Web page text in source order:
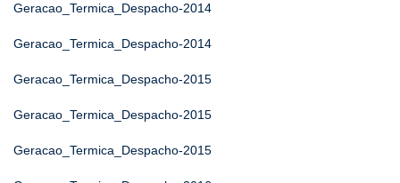
Geracao_Termica_Despacho-2014
Geracao_Termica_Despacho-2014
Geracao_Termica_Despacho-2015
Geracao_Termica_Despacho-2015
Geracao_Termica_Despacho-2015